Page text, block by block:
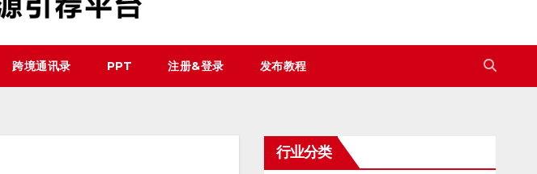
跨境通讯录 PPT 注册&登录 发布教程
行业分类